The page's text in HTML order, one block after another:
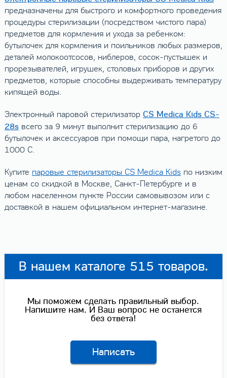
предназначены для быстрого и комфортного проведения
процедуры стерилизации (посредством чистого пара)
предметов для кормления и ухода за ребенком:
бутылочек для кормления и поильников любых размеров,
деталей молокоотсосов, ниблеров, сосок-пустышек и
прорезывателей, игрушек, столовых приборов и других
предметов, которые способны выдерживать температуру
кипящей воды.
Электронный паровой стерилизатор СS Medica Kids CS-
28sвсего за 9 минут выполнит стерилизацию до 6
бутылочек и аксессуаров при помощи пара, нагретого до
1000С.
Купите паровые стерилизаторы CS Medica Kids по низким
ценам со скидкой в Москве, Санкт-Петербурге и в
любом населенном пункте России самовывозом или с
доставкой в нашем официальном интернет-магазине.
В нашем каталоге 515 товаров.
Мы поможем сделать правильный выбор.
Напишите нам. И Ваш вопрос не останется
без ответа!
Написать